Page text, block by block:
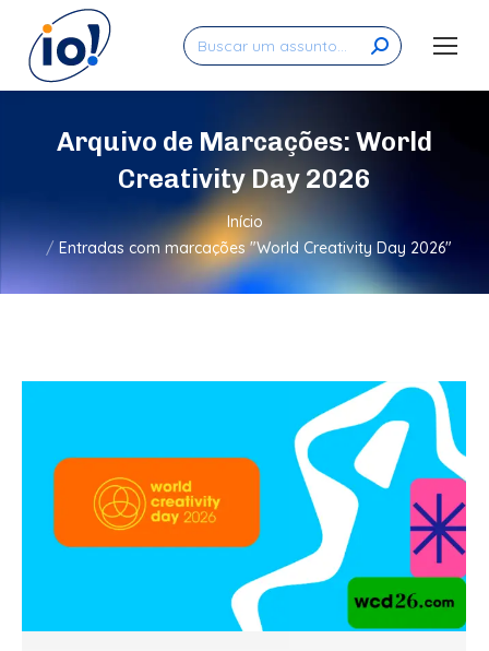
Search:
Arquivo de Marcações: World
Creativity Day 2026
Você está aqui:
Início
Entradas com marcações "World Creativity Day 2026"